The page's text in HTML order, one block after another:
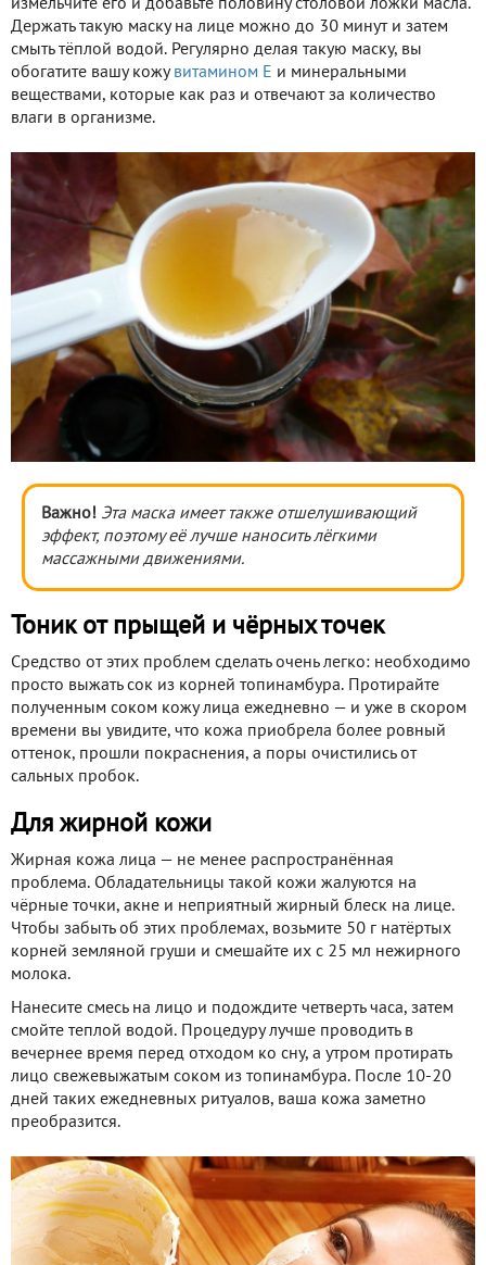
измельчите его и добавьте половину столовой ложки масла.
Держать такую маску на лице можно до 30 минут и затем
смыть тёплой водой. Регулярно делая такую маску, вы
обогатите вашу кожу витамином Е и минеральными
веществами, которые как раз и отвечают за количество
влаги в организме.
Важно! Эта маска имеет также отшелушивающий
эффект, поэтому её лучше наносить лёгкими
массажными движениями.
Тоник от прыщей и чёрных точек
Средство от этих проблем сделать очень легко: необходимо
просто выжать сок из корней топинамбура. Протирайте
полученным соком кожу лица ежедневно — и уже в скором
времени вы увидите, что кожа приобрела более ровный
оттенок, прошли покраснения, а поры очистились от
сальных пробок.
Для жирной кожи
Жирная кожа лица — не менее распространённая
проблема. Обладательницы такой кожи жалуются на
чёрные точки, акне и неприятный жирный блеск на лице.
Чтобы забыть об этих проблемах, возьмите 50 г натёртых
корней земляной груши и смешайте их с 25 мл нежирного
молока.
Нанесите смесь на лицо и подождите четверть часа, затем
смойте теплой водой. Процедуру лучше проводить в
вечернее время перед отходом ко сну, а утром протирать
лицо свежевыжатым соком из топинамбура. После 10-20
дней таких ежедневных ритуалов, ваша кожа заметно
преобразится.